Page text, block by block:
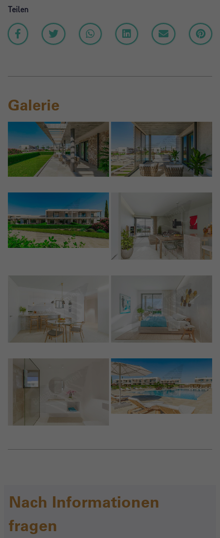
Teilen
Galerie
Nach Informationen
fragen